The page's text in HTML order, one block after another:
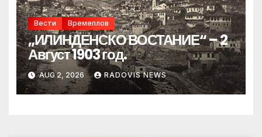
Вести Времеплов
„ИЛИНДЕНСКО ВОСТАНИЕ“ – 2
Август 1903 год.
AUG 2, 2026 RADOVIS NEWS